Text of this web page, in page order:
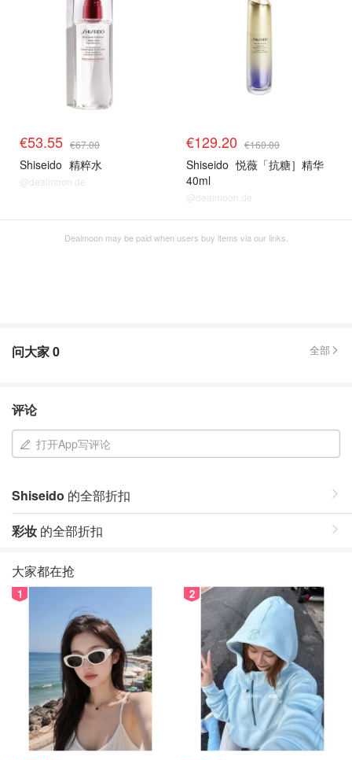
€53.55 €67.00
Shiseido 精粹水
@dealmoon.de
€129.20 €160.00
Shiseido 悦薇「抗糖］精华
40ml
@dealmoon.de
Dealmoon may be paid when users buy items via our links.
问大家0 全部
评论
打开App写评论
Shiseido 的全部折扣
彩妆 的全部折扣
大家都在抢
1 2